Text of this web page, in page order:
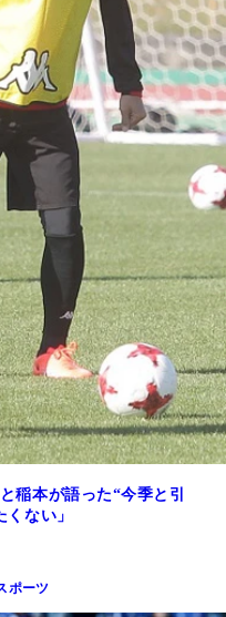
稲本が語った“今季と引
ない」
ポーツ